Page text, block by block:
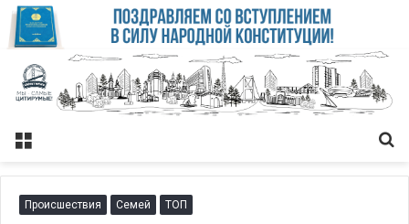
Меню
Происшествия Семей ТОП